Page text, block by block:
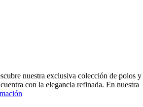
nuestra exclusiva colección de polos y
con la elegancia refinada. En nuestra